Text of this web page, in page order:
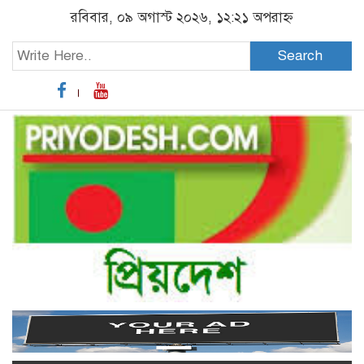
রবিবার, ০৯ অগাস্ট ২০২৬, ১২:২১ অপরাহ্ন
Search